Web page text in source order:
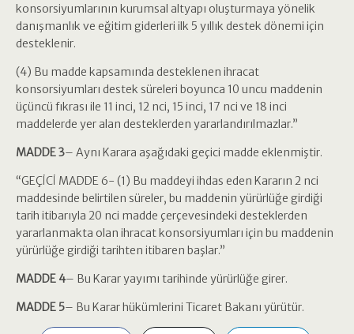
konsorsiyumlarının kurumsal altyapı oluşturmaya yönelik
danışmanlık ve eğitim giderleri ilk 5 yıllık destek dönemi için
desteklenir.
(4) Bu madde kapsamında desteklenen ihracat
konsorsiyumları destek süreleri boyunca 10 uncu maddenin
üçüncü fıkrası ile 11 inci, 12 nci, 15 inci, 17 nci ve 18 inci
maddelerde yer alan desteklerden yararlandırılmazlar.”
MADDE 3– Aynı Karara aşağıdaki geçici madde eklenmiştir.
“GEÇİCİ MADDE 6- (1) Bu maddeyi ihdas eden Kararın 2 nci
maddesinde belirtilen süreler, bu maddenin yürürlüğe girdiği
tarih itibarıyla 20 nci madde çerçevesindeki desteklerden
yararlanmakta olan ihracat konsorsiyumları için bu maddenin
yürürlüğe girdiği tarihten itibaren başlar.”
MADDE 4– Bu Karar yayımı tarihinde yürürlüğe girer.
MADDE 5– Bu Karar hükümlerini Ticaret Bakanı yürütür.